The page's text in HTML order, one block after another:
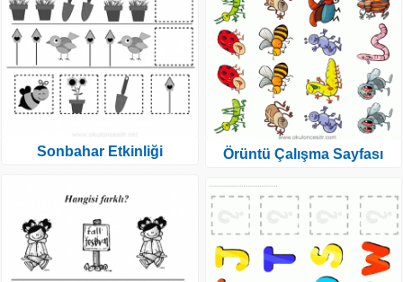
Sonbahar Etkinliği Örüntü Çalışma Sayfası